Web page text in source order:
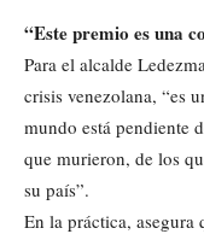
“Este premio es una
Para el alcalde
crisis venezolana, “es
mundo está pendiente
que murieron, de los
su país”.
En la práctica, asegura